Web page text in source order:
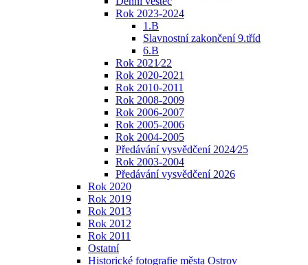
Rok 2023-2024
1.B
Slavnostní zakončení 9.tříd
6.B
Rok 2021⁄22
Rok 2020-2021
Rok 2010-2011
Rok 2008-2009
Rok 2006-2007
Rok 2005-2006
Rok 2004-2005
Předávání vysvědčení 2024⁄25
Rok 2003-2004
Předávání vysvědčení 2026
Rok 2020
Rok 2019
Rok 2013
Rok 2012
Rok 2011
Ostatní
Historické fotografie města Ostrov